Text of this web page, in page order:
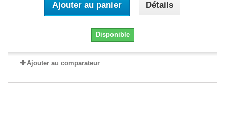
Ajouter au panier Détails
Disponible
Ajouter au comparateur